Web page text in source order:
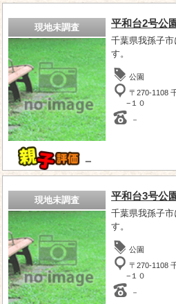
現地未調査
－
平和台2号公
千葉県我孫子
す。
公園
〒270-1108
−１０
－
現地未調査 平和台3号公
千葉県我孫子
す。
公園
〒270-1108
−１０
－